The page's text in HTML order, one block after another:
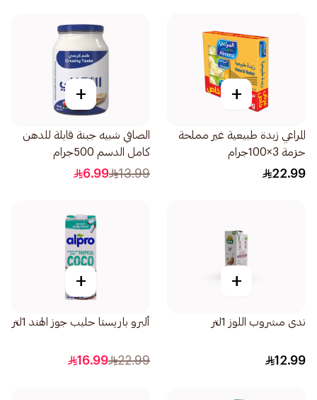
+
المراعي زبدة طبيعية غير مملحة
حزمة 3×100جرام
22.99
+
الصافي شبيه جبنة قابلة للدهن
كامل الدسم 500جرام
13.99
6.99
+
ندى مشروب اللوز 1لتر
12.99
+
ألبرو باريستا حليب جوز الهند 1لتر
22.99
16.99